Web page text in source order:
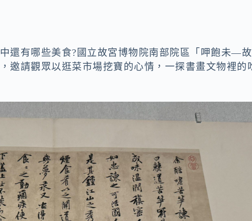
還有哪些美食?國立故宮博物院南部院區「呷飽未—故
邀請觀眾以逛菜市場挖寶的心情，一探書畫文物裡的